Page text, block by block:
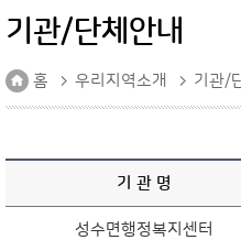
기관/단체안내
홈 우리지역소개 기관/
기 관 명
성수면행정복지센터